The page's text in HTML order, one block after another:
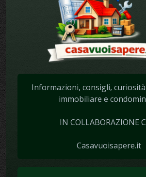
Informazioni, consigli,
immobiliare e
IN COLLABORAZIONE
Casavuoisapere.it